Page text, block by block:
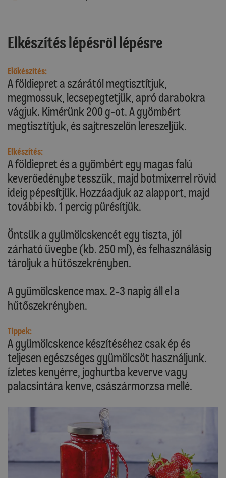
Elkészítés lépésről lépésre
Előkészítés:
A földiepret a szárától megtisztítjuk,
megmossuk, lecsepegtetjük, apró darabokra
vágjuk. Kimérünk 200 g-ot. A gyömbért
megtisztítjuk, és sajtreszelőn lereszeljük.
Elkészítés:
A földiepret és a gyömbért egy magas falú
keverőedénybe tesszük, majd botmixerrel rövid
ideig pépesítjük. Hozzáadjuk az alapport, majd
további kb. 1 percig pürésítjük.
Öntsük a gyümölcskencét egy tiszta, jól
zárható üvegbe (kb. 250 ml), és felhasználásig
tároljuk a hűtőszekrényben.
A gyümölcskence max. 2-3 napig áll el a
hűtőszekrényben.
Tippek:
A gyümölcskence készítéséhez csak ép és
teljesen egészséges gyümölcsöt használjunk.
Ízletes kenyérre, joghurtba keverve vagy
palacsintára kenve, császármorzsa mellé.